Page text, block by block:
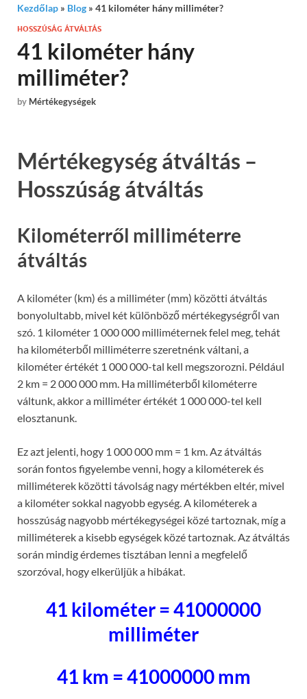
Kezdőlap » Blog » 41 kilométer hány milliméter?
HOSSZÚSÁG ÁTVÁLTÁS
41 kilométer hány
milliméter?
by Mértékegységek
Mértékegység átváltás –
Hosszúság átváltás
Kilométerről milliméterre
átváltás
A kilométer (km) és a milliméter (mm) közötti átváltás
bonyolultabb, mivel két különböző mértékegységről van
szó. 1 kilométer 1 000 000 milliméternek felel meg, tehát
ha kilométerből milliméterre szeretnénk váltani, a
kilométer értékét 1 000 000-tal kell megszorozni. Például
2 km = 2 000 000 mm. Ha milliméterből kilométerre
váltunk, akkor a milliméter értékét 1 000 000-tel kell
elosztanunk.
Ez azt jelenti, hogy 1 000 000 mm = 1 km. Az átváltás
során fontos figyelembe venni, hogy a kilométerek és
milliméterek közötti távolság nagy mértékben eltér, mivel
a kilométer sokkal nagyobb egység. A kilométerek a
hosszúság nagyobb mértékegységei közé tartoznak, míg a
milliméterek a kisebb egységek közé tartoznak. Az átváltás
során mindig érdemes tisztában lenni a megfelelő
szorzóval, hogy elkerüljük a hibákat.
41 kilométer = 41000000
milliméter
41 km = 41000000 mm